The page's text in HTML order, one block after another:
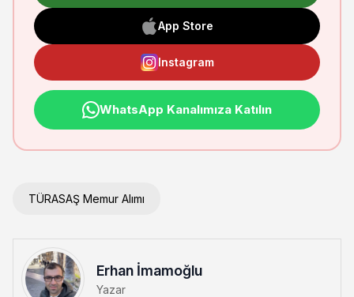
App Store
Instagram
WhatsApp Kanalımıza Katılın
TÜRASAŞ Memur Alımı
Erhan İmamoğlu
Yazar